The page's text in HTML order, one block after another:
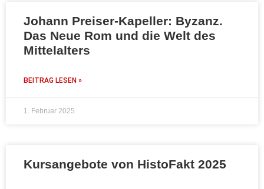
Johann Preiser-Kapeller: Byzanz.
Das Neue Rom und die Welt des
Mittelalters
BEITRAG LESEN »
1. Februar 2025
Kursangebote von HistoFakt 2025